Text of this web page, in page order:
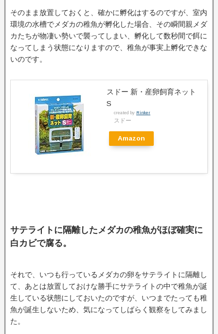
そのまま放置しておくと、確かに孵化はするのですが、室内
環境の水槽でメダカの稚魚が孵化した場合、その瞬間親メダ
カたちが物凄い勢いで襲ってしまい、孵化して数秒間で餌に
なってしまう状態になりますので、稚魚が事実上孵化できな
いのです。
スドー 新・産卵飼育ネット
S
created by Rinker
スドー
Amazon
サテライトに隔離したメダカの稚魚がほぼ確実に
白カビで腐る。
それで、いつも行っているメダカの卵をサテライトに隔離し
て、あとは放置しておけな勝手にサテライトの中で稚魚が誕
生している状態にしておいたのですが、いつまでたっても稚
魚が誕生しないため、気になってしばらく観察をしてみまし
た。